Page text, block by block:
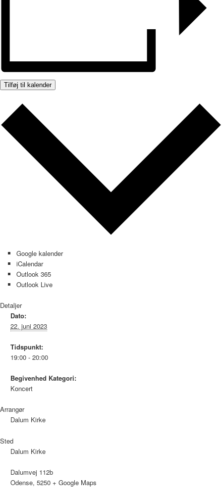
Tilføj til kalender
Google kalender
iCalendar
Outlook 365
Outlook Live
Detaljer
Dato:
22. juni 2023
Tidspunkt:
19:00 - 20:00
Begivenhed Kategori:
Koncert
Arrangør
Dalum Kirke
Sted
Dalum Kirke
Dalumvej 112b
Odense, 5250 + Google Maps